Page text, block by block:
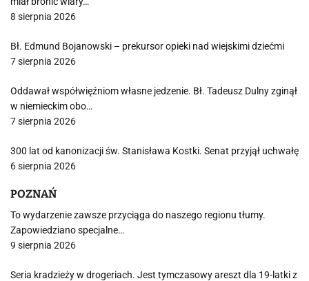
8 sierpnia 2026
Bł. Edmund Bojanowski – prekursor opieki nad wiejskimi dziećmi
7 sierpnia 2026
Oddawał współwięźniom własne jedzenie. Bł. Tadeusz Dulny zginął
w niemieckim obo…
7 sierpnia 2026
300 lat od kanonizacji św. Stanisława Kostki. Senat przyjął uchwałę
6 sierpnia 2026
POZNAŃ
To wydarzenie zawsze przyciąga do naszego regionu tłumy.
Zapowiedziano specjalne…
9 sierpnia 2026
Seria kradzieży w drogeriach. Jest tymczasowy areszt dla 19-latki z